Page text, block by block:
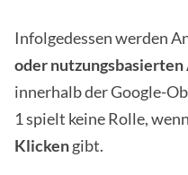
Infolgedessen werden
oder
innerhalb der Google-
1 spielt keine Rolle,
Klickengibt.